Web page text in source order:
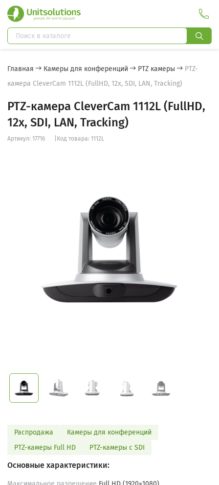
Главная Камеры для конференций PTZ камеры
PTZ-
камера CleverCam 1112L (FullHD, 12x, SDI, LAN, Tracking)
PTZ-камера CleverCam 1112L (FullHD,
12x, SDI, LAN, Tracking)
Артикул: 17716 Код товара: 1112L
Распродажа
Камеры для конференций
PTZ-камеры Full HD
PTZ-камеры с SDI
Основные характеристики: